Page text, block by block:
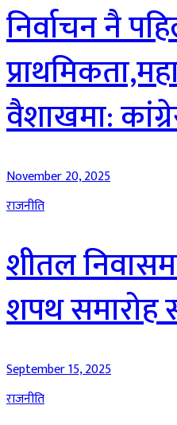
निर्वाचन नै
वैशाखमा:
November 20, 2025
राजनीति
शीतल
शपथ समारोह
September 15, 2025
राजनीति